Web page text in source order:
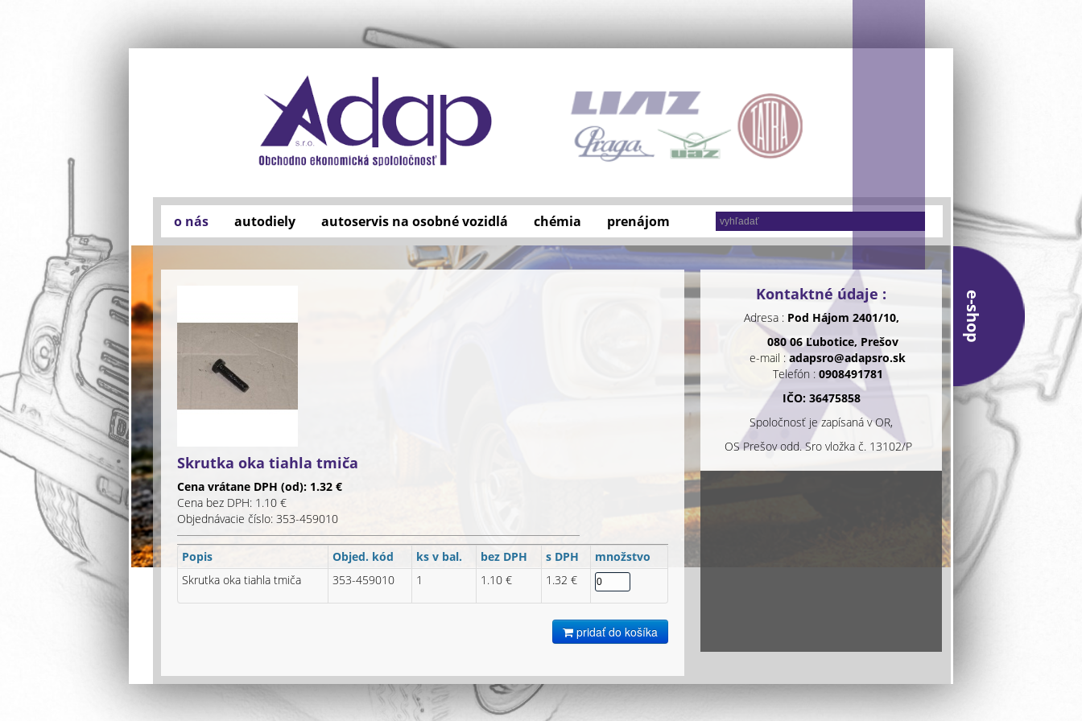
o nás autodiely autoservis na osobné vozidlá chémia prenájom
Skrutka oka tiahla tmiča
Cena vrátane DPH (od): 1.32 €
Cena bez DPH: 1.10 €
Objednávacie číslo: 353-459010
Popis Objed. kód ks v bal. bez DPH s DPH
množstvo
Skrutka oka tiahla tmiča
353-459010 1 1.10 € 1.32 €
pridať do košíka
Kontaktné údaje :
Adresa : Pod Hájom 2401/10,
080 06 Ľubotice, Prešov
e-mail :adapsro@adapsro.sk
Telefón : 0908491781
IČO: 36475858
Spoločnosť je zapísaná v OR,
OS Prešov odd. Sro vložka č. 13102/P
e-shop